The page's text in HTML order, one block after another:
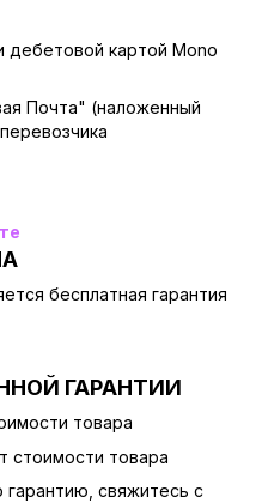
дебетовой картой Mono
Почта" (наложенный
бесплатная гарантия
ГАРАНТИИ
товара
стоимости товара
свяжитесь с